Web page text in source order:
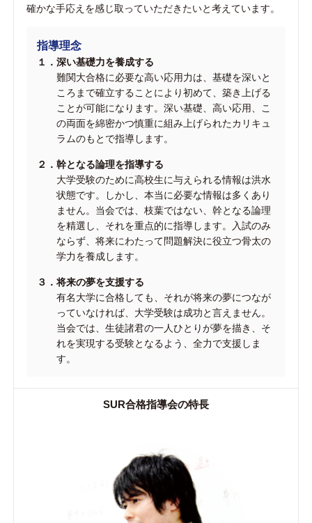
確かな手応えを感じ取っていただきたいと考えています。
指導理念
１．深い基礎力を養成する
難関大合格に必要な高い応用力は、基礎を深いと
ころまで確立することにより初めて、築き上げる
ことが可能になります。深い基礎、高い応用、こ
の両面を綿密かつ慎重に組み上げられたカリキュ
ラムのもとで指導します。
２．幹となる論理を指導する
大学受験のために高校生に与えられる情報は洪水
状態です。しかし、本当に必要な情報は多くあり
ません。当会では、枝葉ではない、幹となる論理
を精選し、それを重点的に指導します。入試のみ
ならず、将来にわたって問題解決に役立つ骨太の
学力を養成します。
３．将来の夢を支援する
有名大学に合格しても、それが将来の夢につなが
っていなければ、大学受験は成功と言えません。
当会では、生徒諸君の一人ひとりが夢を描き、そ
れを実現する受験となるよう、全力で支援しま
す。
SUR合格指導会の特長